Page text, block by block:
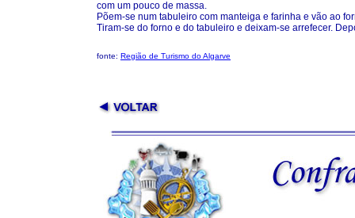
com um pouco de massa.
Põem-se num tabuleiro com manteiga e farinha e vão ao
Tiram-se do forno e do tabuleiro e deixam-se arrefecer.
fonte: Região de Turismo do Algarve